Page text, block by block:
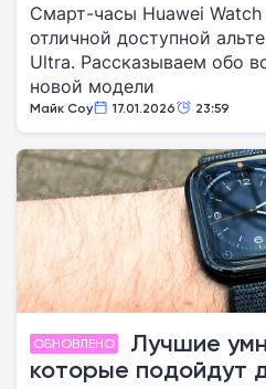
Смарт-часы Huawei
отличной доступной
Ultra. Рассказываем обо
новой модели
Майк Соу 17.01.2026 23:59
ОБНОВЛЕНО
Лучшие
которые подойдут